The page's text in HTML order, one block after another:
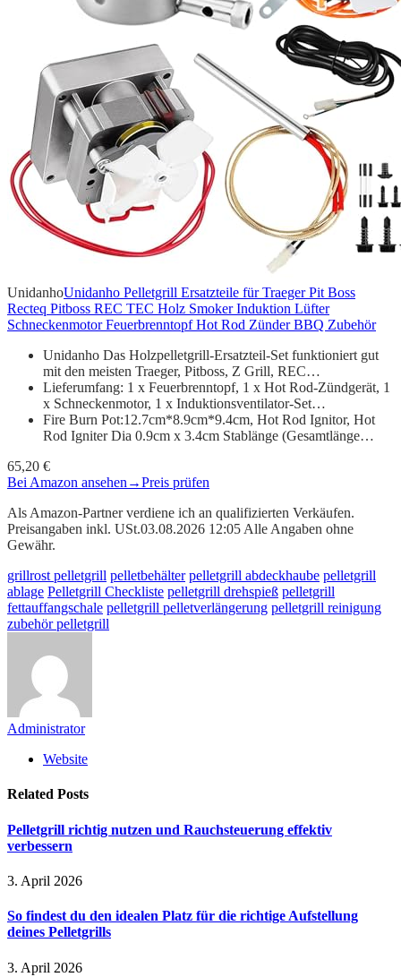
UnidanhoUnidanho Pelletgrill Ersatzteile für Traeger Pit Boss
Recteq Pitboss REC TEC Holz Smoker Induktion Lüfter
Schneckenmotor Feuerbrenntopf Hot Rod Zünder BBQ Zubehör
Unidanho Das Holzpelletgrill-Ersatzteil-Set funktioniert gut
mit den meisten Traeger, Pitboss, Z Grill, REC…
Lieferumfang: 1 x Feuerbrenntopf, 1 x Hot Rod-Zündgerät, 1
x Schneckenmotor, 1 x Induktionsventilator-Set…
Fire Burn Pot:12.7cm*8.9cm*9.4cm, Hot Rod Ignitor, Hot
Rod Igniter Dia 0.9cm x 3.4cm Stablänge (Gesamtlänge…
65,20 €
Bei Amazon ansehen →Preis prüfen
Als Amazon-Partner verdiene ich an qualifizierten Verkäufen.
Preisangaben inkl. USt.03.08.2026 12:05 Alle Angaben ohne
Gewähr.
grillrost pelletgrill pelletbehälter pelletgrill abdeckhaube pelletgrill
ablage Pelletgrill Checkliste pelletgrill drehspieß pelletgrill
fettauffangschale pelletgrill pelletverlängerung pelletgrill reinigung
zubehör pelletgrill
Administrator
Website
Related Posts
Pelletgrill richtig nutzen und Rauchsteuerung effektiv
verbessern
3. April 2026
So findest du den idealen Platz für die richtige Aufstellung
deines Pelletgrills
3. April 2026